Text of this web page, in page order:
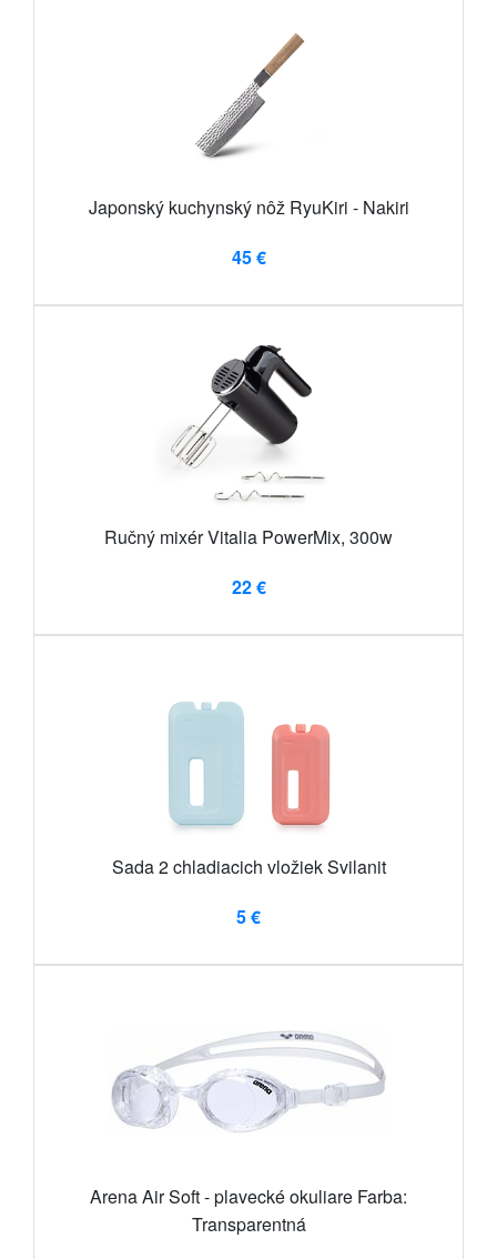
Japonský kuchynský nôž RyuKiri - Nakiri
45 €
Ručný mixér Vitalia PowerMix, 300w
22 €
Sada 2 chladiacich vložiek Svilanit
5 €
Arena Air Soft - plavecké okuliare Farba:
Transparentná